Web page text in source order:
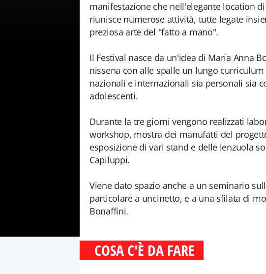
manifestazione che nell'elegante location
riunisce numerose attività, tutte legate
preziosa arte del "fatto a mano".
Il Festival nasce da un'idea di Maria Anna
nissena con alle spalle un lungo
nazionali e internazionali sia personali sia
adolescenti.
Durante la tre giorni vengono realizzati
workshop, mostra dei manufatti del
esposizione di vari stand e delle lenzuola
Capiluppi.
Viene dato spazio anche a un seminario
particolare a uncinetto, e a una sfilata di
Bonaffini.
COSA C'È DA FARE